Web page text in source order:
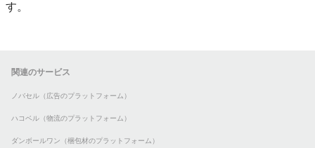
す。
関連のサービス
ノバセル（広告のプラットフォーム）
ハコベル（物流のプラットフォーム）
ダンボールワン（梱包材のプラットフォーム）